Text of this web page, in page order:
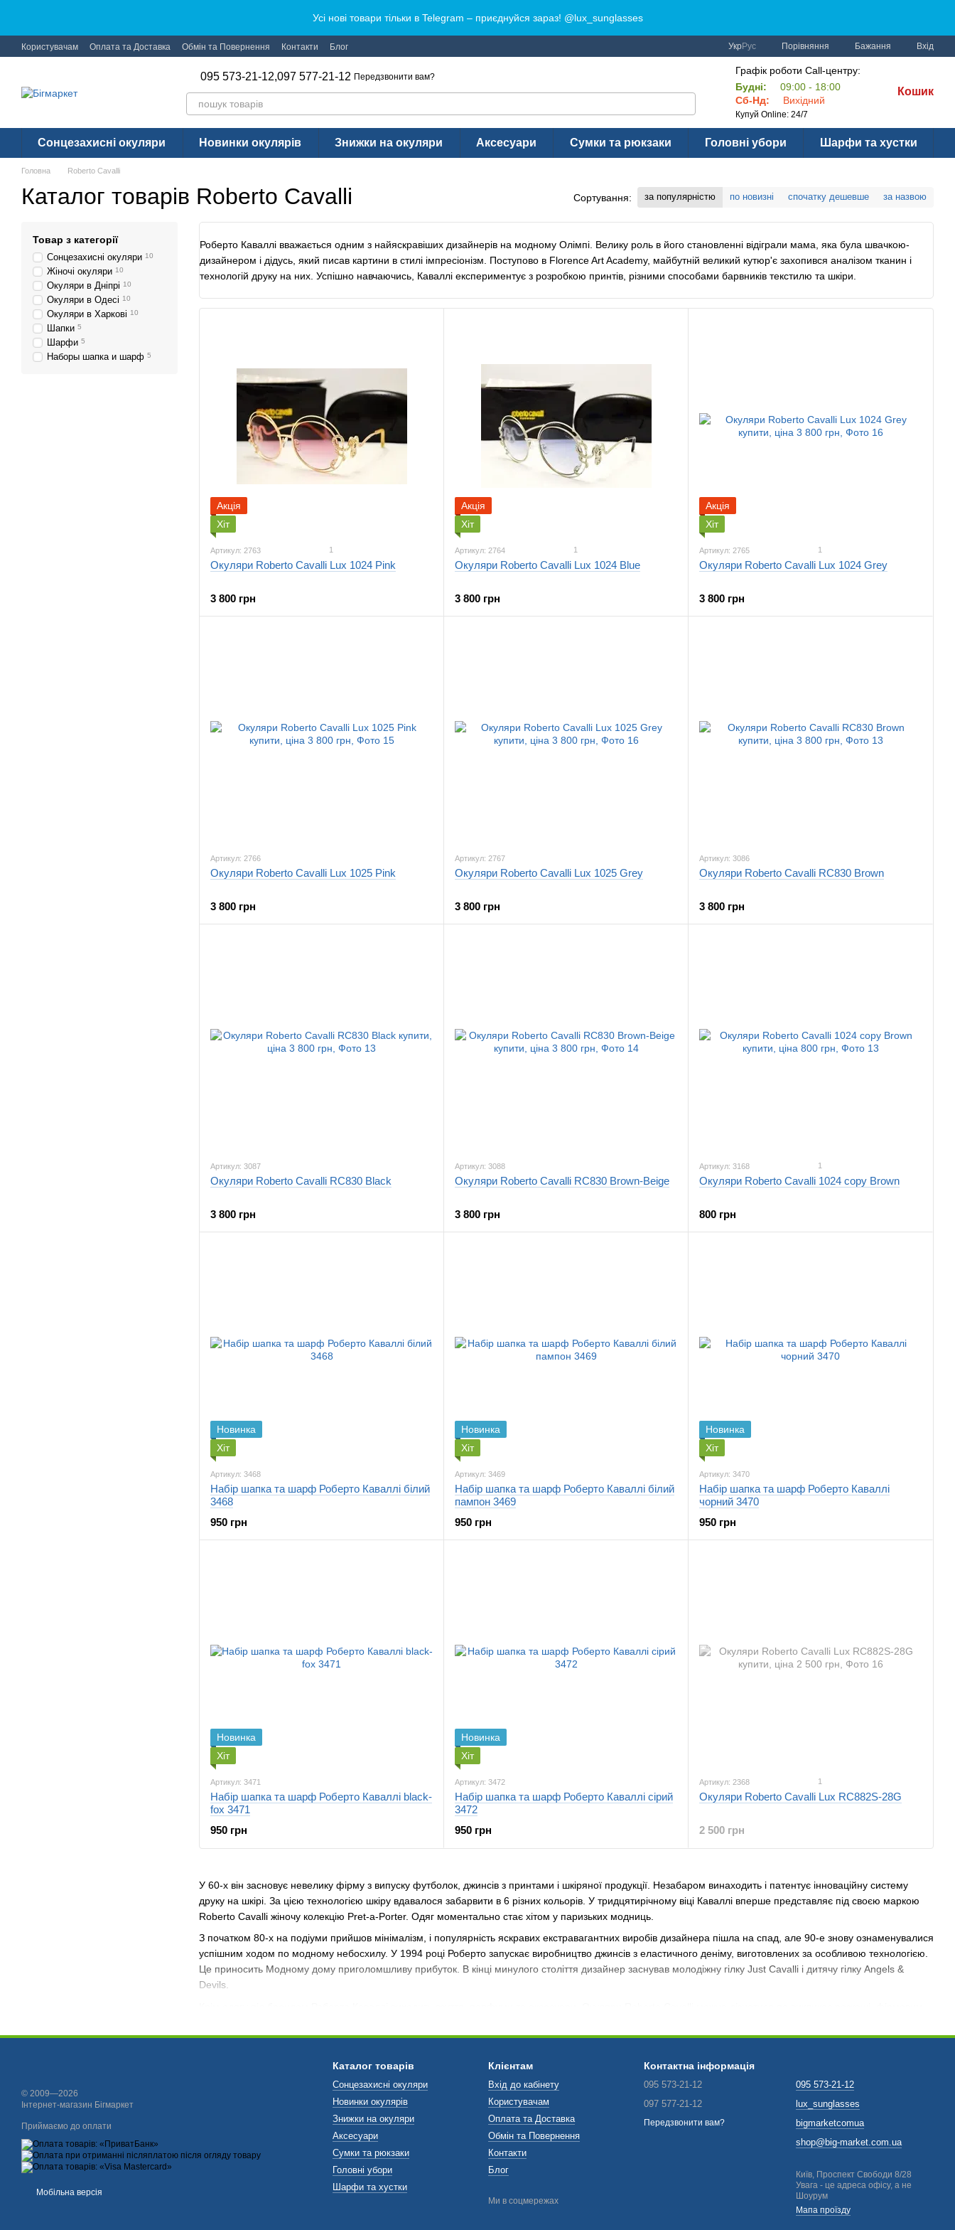
Усі нові товари тільки в Telegram – приєднуйся зараз! @lux_sunglasses
Користувачам Оплата та Доставка Обмін та Повернення Контакти Блог УкрРус Порівняння Бажання Вхід
095 573-21-12,097 577-21-12 Передзвонити вам?
Графік роботи Call-центру:
Будні:
09:00 - 18:00
Сб-Нд:
Вихідний
Купуй Online: 24/7
Кошик
Сонцезахисні окуляри Новинки окулярів Знижки на окуляри Аксесуари Сумки та рюкзаки Головні убори Шарфи та хустки
Головна Roberto Cavalli
Каталог товарів Roberto Cavalli Сортування: за популярністю по новизні спочатку дешевше за назвою
Роберто Каваллі вважається одним з найяскравіших дизайнерів на модному Олімпі. Велику роль в його становленні відіграли мама, яка була швачкою-
дизайнером і дідусь, який писав картини в стилі імпресіонізм. Поступово в Florence Art Academy, майбутній великий кутюр'є захопився аналізом тканин і
технологій друку на них. Успішно навчаючись, Каваллі експериментує з розробкою принтів, різними способами барвників текстилю та шкіри.
У 60-х він засновує невелику фірму з випуску футболок, джинсів з принтами і шкіряної продукції. Незабаром винаходить і патентує інноваційну систему
друку на шкірі. За цією технологією шкіру вдавалося забарвити в 6 різних кольорів. У тридцятирічному віці Каваллі вперше представляє під своєю маркою
Roberto Cavalli жіночу колекцію Pret-a-Porter. Одяг моментально стає хітом у паризьких модниць.
З початком 80-х на подіуми прийшов мінімалізм, і популярність яскравих екстравагантних виробів дизайнера пішла на спад, але 90-е знову ознаменувалися
успішним ходом по модному небосхилу. У 1994 році Роберто запускає виробництво джинсів з еластичного деніму, виготовлених за особливою технологією.
Це приносить Модному дому приголомшливу прибуток. В кінці минулого століття дизайнер заснував молодіжну гілку Just Cavalli і дитячу гілку Angels &
Devils.
присутні анімалістичні елементи. Оптику Roberto Cavalli вибирають як витончені леді, серйозні бізнесмени, так і безтурботна молодь.
Супутні категорії бренду:Сонцезахисні окуляри Roberto Cavalli Жіночі окуляри Roberto Cavalli
Акція
Хіт
Артикул: 2763 1
Окуляри Roberto Cavalli Lux 1024 Pink
3 800 грн
Акція
Хіт
Артикул: 2764 1
Окуляри Roberto Cavalli Lux 1024 Blue
3 800 грн
Акція
Хіт
Артикул: 2765 1
Окуляри Roberto Cavalli Lux 1024 Grey
3 800 грн
Артикул: 2766
Окуляри Roberto Cavalli Lux 1025 Pink
3 800 грн
Артикул: 2767
Окуляри Roberto Cavalli Lux 1025 Grey
3 800 грн
Артикул: 3086
Окуляри Roberto Cavalli RC830 Brown
3 800 грн
Артикул: 3087
Окуляри Roberto Cavalli RC830 Black
3 800 грн
Артикул: 3088
Окуляри Roberto Cavalli RC830 Brown-Beige
3 800 грн
Артикул: 3168 1
Окуляри Roberto Cavalli 1024 copy Brown
800 грн
Новинка
Хіт
Артикул: 3468
Набір шапка та шарф Роберто Каваллі білий
3468
950 грн
Новинка
Хіт
Артикул: 3469
Набір шапка та шарф Роберто Каваллі білий
пампон 3469
950 грн
Новинка
Хіт
Артикул: 3470
Набір шапка та шарф Роберто Каваллі
чорний 3470
950 грн
Новинка
Хіт
Артикул: 3471
Набір шапка та шарф Роберто Каваллі black-
fox 3471
950 грн
Новинка
Хіт
Артикул: 3472
Набір шапка та шарф Роберто Каваллі сірий
3472
950 грн
Артикул: 2368 1
Окуляри Roberto Cavalli Lux RC882S-28G
2 500 грн
Товар з категорії
Сонцезахисні окуляри 10
Жіночі окуляри 10
Окуляри в Дніпрі 10
Окуляри в Одесі 10
Окуляри в Харкові 10
Шапки 5
Шарфи 5
Наборы шапка и шарф 5
© 2009—2026
Інтернет-магазин Бігмаркет
Приймаємо до оплати
Мобільна версія
Каталог товарів
Сонцезахисні окуляри
Новинки окулярів
Знижки на окуляри
Аксесуари
Сумки та рюкзаки
Головні убори
Шарфи та хустки
Клієнтам
Вхід до кабінету
Користувачам
Оплата та Доставка
Обмін та Повернення
Контакти
Блог
Ми в соцмережах
Контактна інформація
095 573-21-12
097 577-21-12
Передзвонити вам?
095 573-21-12
lux_sunglasses
bigmarketcomua
shop@big-market.com.ua
Київ, Проспект Свободи 8/28
Увага - це адреса офісу, а не
Шоурум
Мапа проїзду